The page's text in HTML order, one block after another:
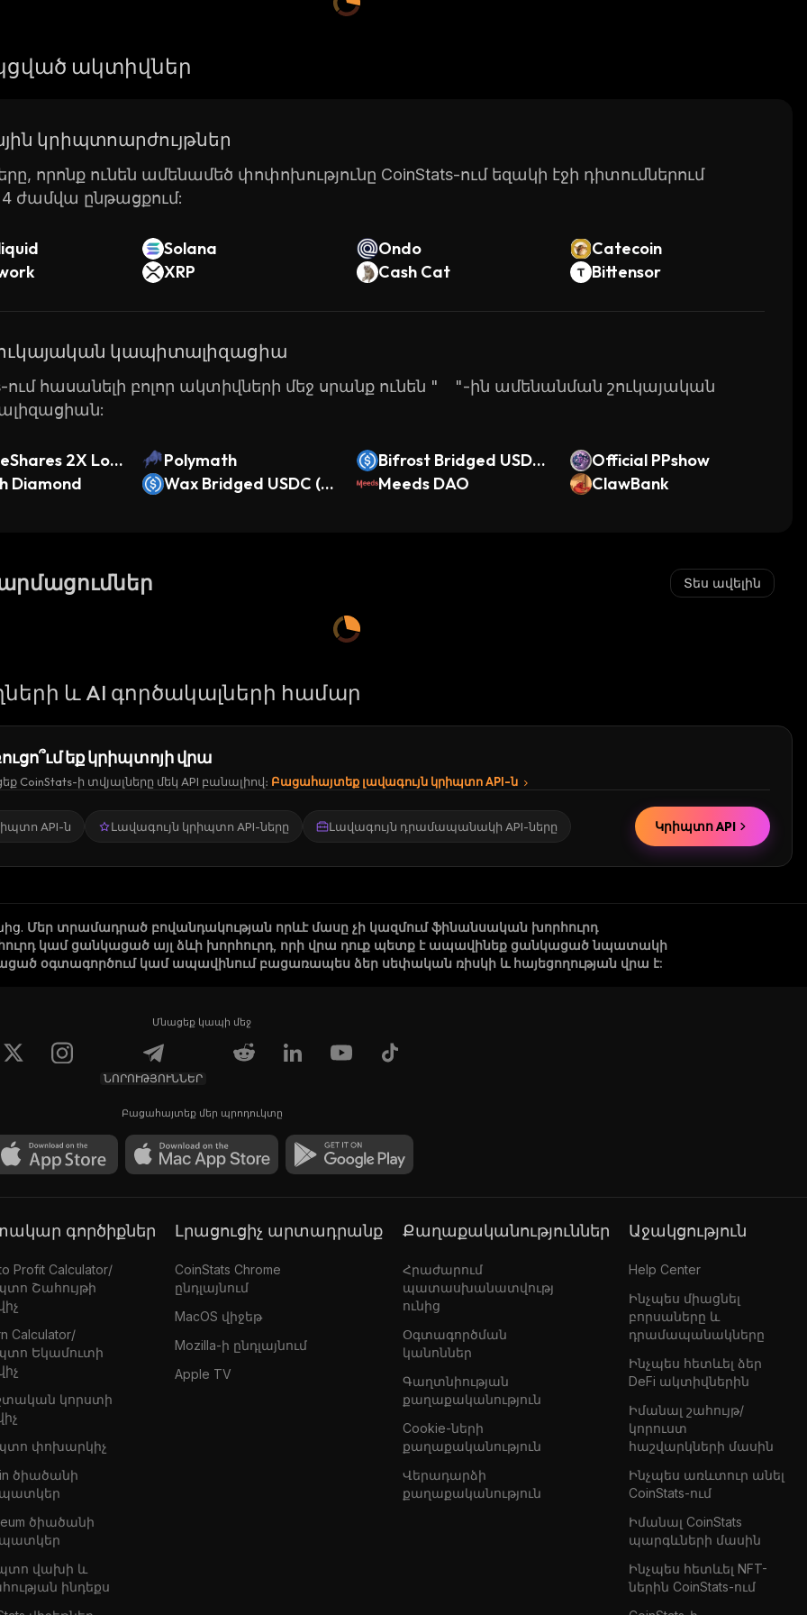
ակտիվներ
կրիպտոարժույթներ
որոնք ունեն ամենամեծ փոփոխությունը CoinStats-ում եզակի էջի դիտումներում
ժամվա ընթացքում:
Solana Ondo
Catecoin
XRP Cash Cat Bittensor
կապիտալիզացիա
ում հասանելի բոլոր ակտիվների մեջ սրանք ունեն " "-ին ամենանման շուկայական
2X Lon
ETF (bStocks T
Polymath
Bifrost Bridged USDC
(Bifrost)
Official PPshow
Diamond
Wax Bridged USDC (W
Meeds DAO ClawBank
Տես ավելին
և AI գործակալների համար
եք կրիպտոյի վրա
CoinStats-ի տվյալները մեկ API բանալիով։ Բացահայտեք լավագույն կրիպտո API-ն
API-ն Լավագույն կրիպտո API-ները Լավագույն դրամապանակի API-ները Կրիպտո API
. Մեր տրամադրած բովանդակության որևէ մասը չի կազմում ֆինանսական խորհուրդ
կամ ցանկացած այլ ձևի խորհուրդ, որի վրա դուք պետք է ապավինեք ցանկացած նպատակի
օգտագործում կամ ապավինում բացառապես ձեր սեփական ռիսկի և հայեցողության վրա է:
Մնացեք կապի մեջ
ՆՈՐՈՒԹՅՈՒՆՆԵՐ
Բացահայտեք մեր պրոդուկտը
գործիքներ
Profit Calculator/
Շահույթի
Calculator/
Եկամուտի
կորստի
փոխարկիչ
ծիածանի
ծիածանի
վախի և
ինդեքս
Լրացուցիչ արտադրանք
CoinStats Chrome
ընդլայնում
MacOS վիջեթ
Mozilla-ի ընդլայնում
Apple TV
Քաղաքականություններ
Հրաժարում
պատասխանատվությ
ունից
Օգտագործման
կանոններ
Գաղտնիության
քաղաքականություն
Cookie-ների
քաղաքականություն
Վերադարձի
քաղաքականություն
Աջակցություն
Help Center
Ինչպես միացնել
բորսաները և
դրամապանակները
Ինչպես հետևել ձեր
DeFi ակտիվներին
Իմանալ շահույթ/
կորուստ
հաշվարկների մասին
Ինչպես առևտուր անել
CoinStats-ում
Իմանալ CoinStats
պարգևների մասին
Ինչպես հետևել NFT-
ներին CoinStats-ում